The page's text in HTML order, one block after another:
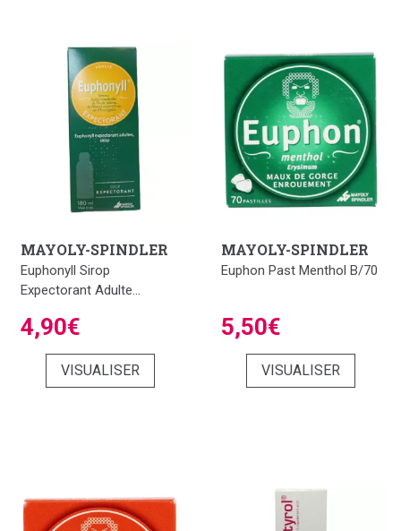
MAYOLY-SPINDLER
Euphonyll Sirop
Expectorant Adulte...
4,90€
VISUALISER
MAYOLY-SPINDLER
Euphon Past Menthol B/70
5,50€
VISUALISER